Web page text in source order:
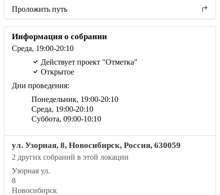
Проложить путь
Информация о собрании
Среда, 19:00-20:10
Действует проект "Отметка"
Открытое
Дни проведения:
Понедельник, 19:00-20:10
Среда, 19:00-20:10
Суббота, 09:00-10:10
ул. Узорная, 8, Новосибирск, Россия, 630059
2 других собраний в этой локации
Узорная ул.
8
Новосибирск